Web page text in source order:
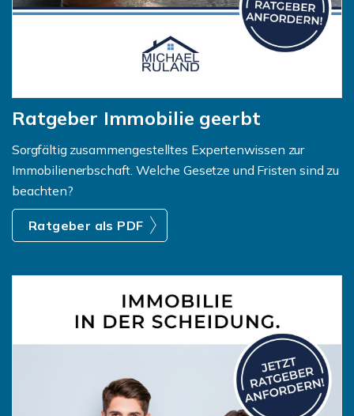
Ratgeber Immobilie geerbt
Sorgfältig zusammengestelltes Expertenwissen zur
Immobilienerbschaft. Welche Gesetze und Fristen sind zu
beachten?
Ratgeber als PDF